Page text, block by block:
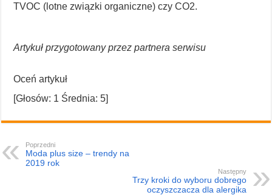
TVOC (lotne związki organiczne) czy CO2.
Artykuł przygotowany przez partnera serwisu
Oceń artykuł
[Głosów: 1 Średnia:5]
Poprzedni
Moda plus size – trendy na
2019 rok
Następny
Trzy kroki do wyboru dobrego
oczyszczacza dla alergika